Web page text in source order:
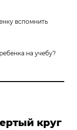
вспомнить
на учебу?
круг